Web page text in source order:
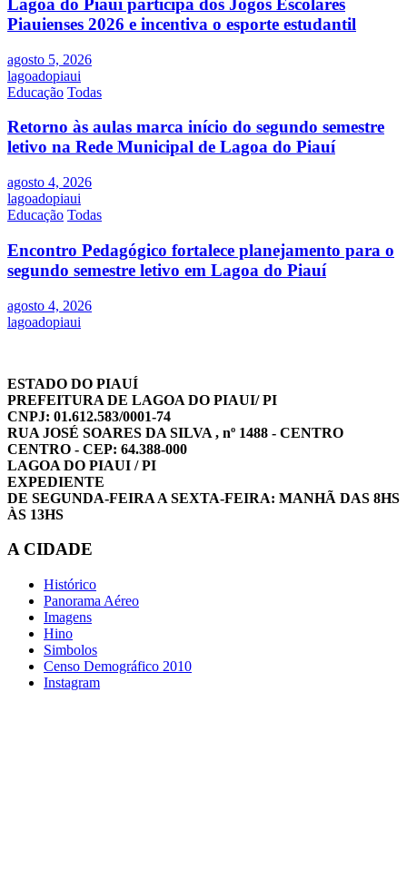
Lagoa do Piauí participa dos Jogos Escolares
Piauienses 2026 e incentiva o esporte estudantil
agosto 5, 2026
lagoadopiaui
Educação Todas
Retorno às aulas marca início do segundo semestre
letivo na Rede Municipal de Lagoa do Piauí
agosto 4, 2026
lagoadopiaui
Educação Todas
Encontro Pedagógico fortalece planejamento para o
segundo semestre letivo em Lagoa do Piauí
agosto 4, 2026
lagoadopiaui
ESTADO DO PIAUÍ
PREFEITURA DE LAGOA DO PIAUI/ PI
CNPJ: 01.612.583/0001-74
RUA JOSÉ SOARES DA SILVA , nº 1488 - CENTRO
CENTRO - CEP: 64.388-000
LAGOA DO PIAUI / PI
EXPEDIENTE
DE SEGUNDA-FEIRA A SEXTA-FEIRA: MANHÃ DAS 8HS
ÀS 13HS
A CIDADE
Histórico
Panorama Aéreo
Imagens
Hino
Simbolos
Censo Demográfico 2010
Instagram